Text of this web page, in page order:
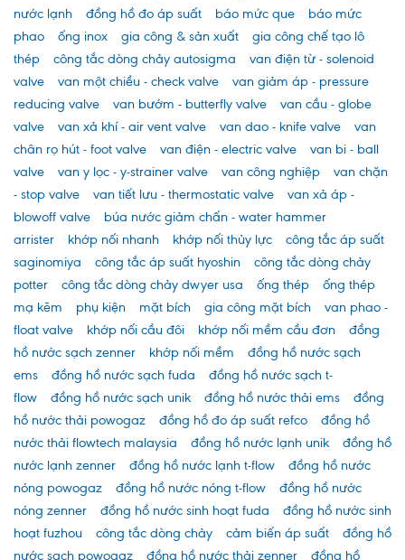
nước lạnh
đồng hồ đo áp suất báo mức que
báo mức
phao
ống inox gia công & sản xuất
gia công chế tạo lô
thép
công tắc dòng chảy autosigma
van điện từ - solenoid
valve
van một chiều - check valve
van giảm áp - pressure
reducing valve
van bướm - butterfly valve
van cầu - globe
valve
van xả khí - air vent valve van dao - knife valve
van
chân rọ hút - foot valve
van điện - electric valve
van bi - ball
valve
van y lọc - y-strainer valve van công nghiệp
van chặn
- stop valve
van tiết lưu - thermostatic valve
van xả áp -
blowoff valve
búa nước giảm chấn - water hammer
arrister
khớp nối nhanh khớp nối thủy lực
công tắc áp suất
saginomiya
công tắc áp suất hyoshin
công tắc dòng chảy
potter
công tắc dòng chảy dwyer usa ống thép
ống thép
mạ kẽm
phụ kiện mặt bích gia công mặt bích
van phao -
float valve
khớp nối cầu đôi khớp nối mềm cầu đơn
đồng
hồ nước sạch zenner
khớp nối mềm
đồng hồ nước sạch
ems
đồng hồ nước sạch fuda
đồng hồ nước sạch t-
flow
đồng hồ nước sạch unik đồng hồ nước thải ems
đồng
hồ nước thải powogaz
đồng hồ đo áp suất refco
đồng hồ
nước thải flowtech malaysia
đồng hồ nước lạnh unik
đồng hồ
nước lạnh zenner
đồng hồ nước lạnh t-flow
đồng hồ nước
nóng powogaz
đồng hồ nước nóng t-flow
đồng hồ nước
nóng zenner
đồng hồ nước sinh hoạt fuda
đồng hồ nước sinh
hoạt fuzhou
công tắc dòng chảy cảm biến áp suất
đồng hồ
nước sạch powogaz
đồng hồ nước thải zenner
đồng hồ